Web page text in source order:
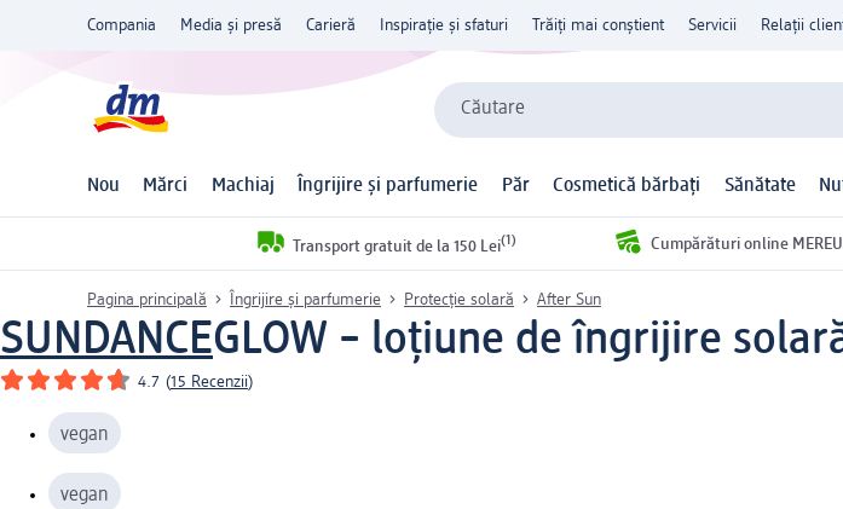
Compania Media și presă Carieră Inspirație și sfaturi Trăiți mai conștient Servicii Relații
Căutare
Nou Mărci Machiaj Îngrijire și parfumerie Păr Cosmetică bărbați Sănătate
Transport gratuit de la 150 Lei(1) Cumpărături online
Pagina principală Îngrijire și parfumerie Protecție solară After Sun
SUNDANCEGLOW – loțiune de îngrijire
4.7 (15 Recenzii)
vegan
vegan